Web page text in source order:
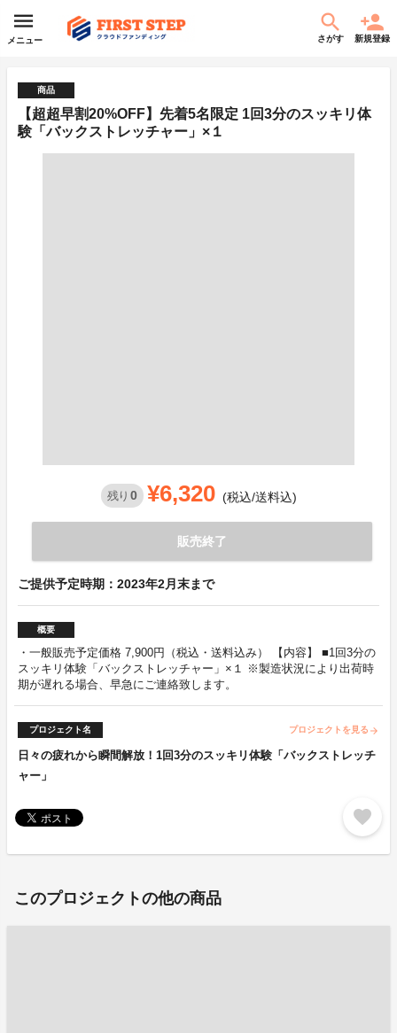
メニュー さがす 新規登録
商品
【超超早割20%OFF】先着5名限定 1回3分のスッキリ体
験「バックストレッチャー」×１
残り 0 ¥6,320 (税込/送料込)
販売終了
ご提供予定時期：2023年2月末まで
概要
・一般販売予定価格 7,900円（税込・送料込み） 【内容】 ■1回3分の
スッキリ体験「バックストレッチャー」×１ ※製造状況により出荷時
期が遅れる場合、早急にご連絡致します。
プロジェクト名 プロジェクトを見る arrow_forward
日々の疲れから瞬間解放！1回3分のスッキリ体験「バックストレッチ
ャー」
favorite
このプロジェクトの他の商品